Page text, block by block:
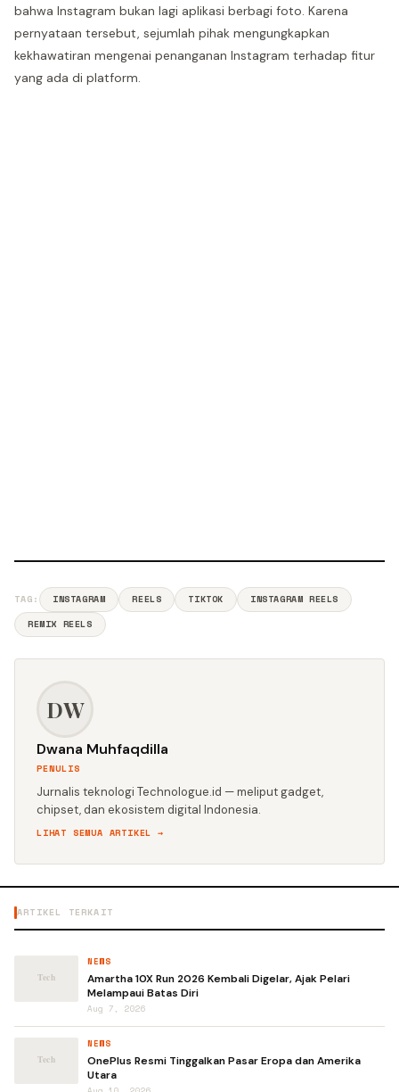
bahwa Instagram bukan lagi aplikasi berbagi foto. Karena
pernyataan tersebut, sejumlah pihak mengungkapkan
kekhawatiran mengenai penanganan Instagram terhadap fitur
yang ada di platform.
TAG: INSTAGRAM REELS TIKTOK
INSTAGRAM REELS
REMIX REELS
DW
Dwana Muhfaqdilla
PENULIS
Jurnalis teknologi Technologue.id — meliput gadget,
chipset, dan ekosistem digital Indonesia.
LIHAT SEMUA ARTIKEL →
ARTIKEL TERKAIT
NEWS
Amartha 10X Run 2026 Kembali Digelar, Ajak Pelari
Melampaui Batas Diri
Aug 7, 2026
NEWS
OnePlus Resmi Tinggalkan Pasar Eropa dan Amerika
Utara